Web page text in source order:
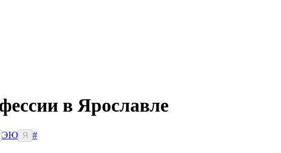
в Ярославле
ЭЮ Я
#